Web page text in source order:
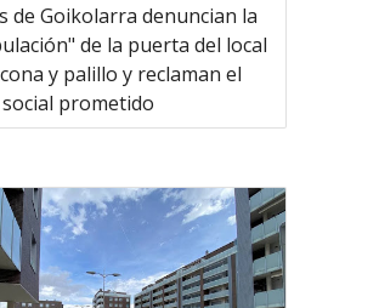
de Goikolarra denuncian la
de la puerta del local
y palillo y reclaman el
prometido